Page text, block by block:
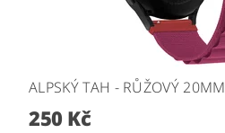
ALPSKÝ TAH - RŮŽOVÝ 20MM
250 Kč